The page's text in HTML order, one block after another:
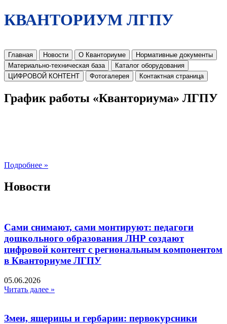
КВАНТОРИУМ ЛГПУ
Главная Новости О Кванториуме
Нормативные документы
Материально-техническая база
Каталог оборудования
ЦИФРОВОЙ КОНТЕНТ
Фотогалерея Контактная страница
График работы «Кванториума» ЛГПУ
Подробнее »
Новости
Сами снимают, сами монтируют: педагоги
дошкольного образования ЛНР создают
цифровой контент с региональным компонентом
в Кванториуме ЛГПУ​
05.06.2026
Читать далее »
Змеи, ящерицы и гербарии: первокурсники